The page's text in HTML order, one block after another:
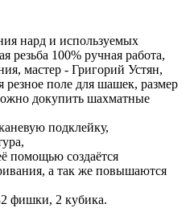
нард и используемых
резьба 100% ручная работа,
мастер - Григорий Устян,
резное поле для шашек, размер
докупить шахматные
подклейку,
помощью создаётся
а так же повышаются
фишки, 2 кубика.